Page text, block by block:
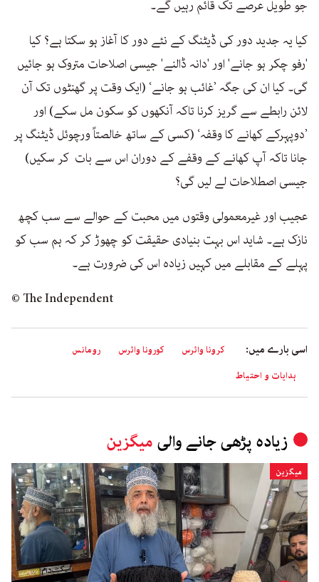
جو طویل عرصے تک قائم رہیں گے۔
کیا یہ جدید دور کی ڈیٹنگ کے نئے دور کا آغاز ہو سکتا ہے؟ کیا
'رفو چکر ہو جانے' اور 'دانہ ڈالنے' جیسی اصلاحات متروک ہو جائیں
گی۔ کیا ان کی جگہ ’غائب ہو جانے‘ (ایک وقت پر گھنٹوں تک آن
لائن رابطے سے گریز کرنا تاکہ آنکھوں کو سکون مل سکے) اور
’دوپہرکے کھانے کا وقفہ‘ (کسی کے ساتھ خالصتاً ورچوئل ڈیٹنگ پر
جانا تاکہ آپ کھانے کے وقفے کے دوران اس سے بات کر سکیں)
جیسی اصطلاحات لے لیں گی؟
عجیب اور غیرمعمولی وقتوں میں محبت کے حوالے سے سب کچھ
نازک ہے۔ شاید اس بہت بنیادی حقیقت کو چھوڑ کر کہ ہم سب کو
پہلے کے مقابلے میں کہیں زیادہ اس کی ضرورت ہے۔
© The Independent
اسی بارے میں: کرونا وائرس کورونا وائرس
رومانس
ہدایات و احتیاط
زیادہ پڑھی جانے والی میگزین
میگزین